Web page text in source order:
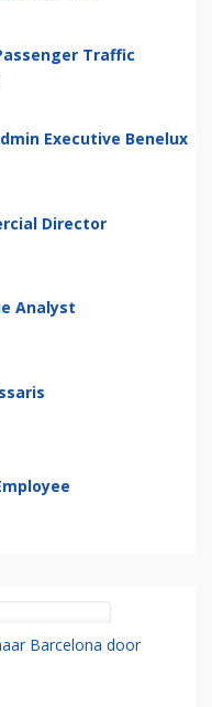
Traffic
Executive Benelux
Director
Analyst
Barcelona door